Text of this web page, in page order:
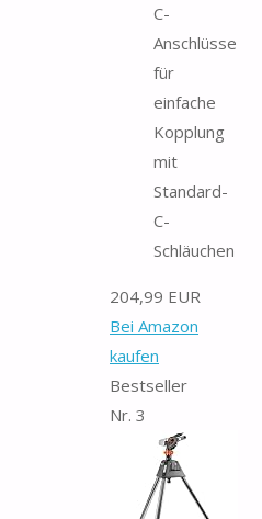
C-
Anschlüsse
für
einfache
Kopplung
mit
Standard-
C-
Schläuchen
204,99 EUR
Bei Amazon
kaufen
Bestseller
Nr. 3